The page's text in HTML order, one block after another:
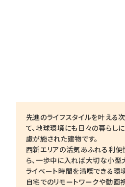
先進のライフスタイルを叶える
て、地球環境にも日々の暮らし
慮が施された建物です。
西新エリアの活気あふれる利
ら、一歩中に入れば大切な小
ライベート時間を満喫できる環
自宅でのリモートワークや動画